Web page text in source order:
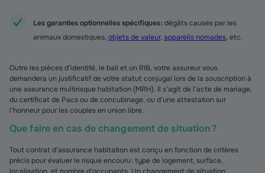
Les garanties optionnelles spécifiques :dégâts causés par les
animaux domestiques, objets de valeur, appareils nomades, etc.
Outre les pièces d’identité, le bail et un RIB, votre assureur vous
demandera un justificatif de votre statut conjugal lors de la souscription à
une assurance multirisque habitation (MRH). Il s’agit de l’acte de mariage,
du certificat de Pacs ou de concubinage, ou d’une attestation sur
l’honneur pour les couples en union libre.
Que faire en cas de changement de situation ?
Tout contrat d’assurance habitation est conçu en fonction de critères
précis pour évaluer le risque encouru : type de logement, surface,